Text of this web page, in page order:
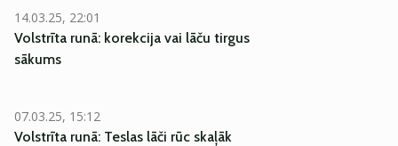
14.03.25, 22:01
Volstrīta runā: korekcija vai lāču tirgus
sākums
07.03.25, 15:12
Volstrīta runā: Teslas lāči rūc skaļāk